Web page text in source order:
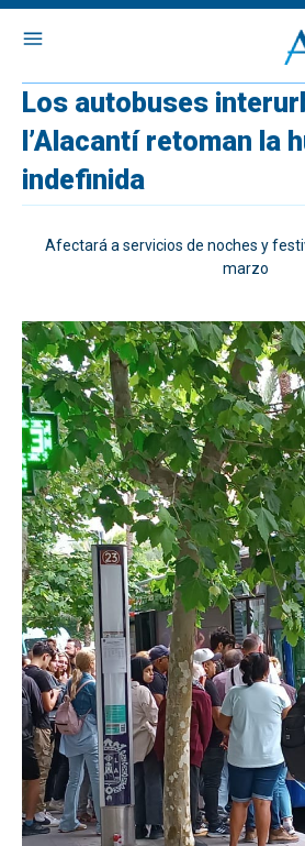
Los autobuses
l’Alacantí retoman la
indefinida
Afectará a servicios de noches y
marzo